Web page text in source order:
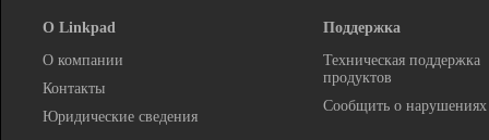
О Linkpad
О компании
Контакты
Юридические сведения
Поддержка
Техническая поддержка
продуктов
Сообщить о нарушениях